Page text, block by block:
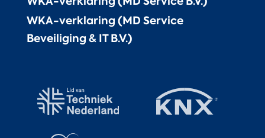
WKA-verklaring (MD Service
Beveiliging & IT B.V.)